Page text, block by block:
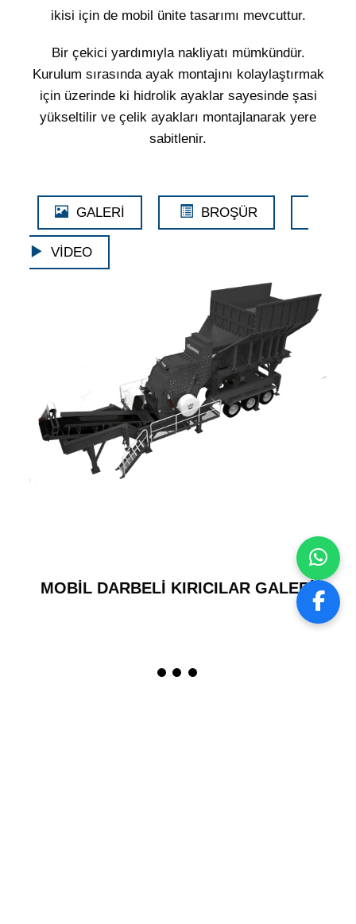
ikisi için de mobil ünite tasarımı mevcuttur.
Bir çekici yardımıyla nakliyatı mümkündür.
Kurulum sırasında ayak montajını kolaylaştırmak
için üzerinde ki hidrolik ayaklar sayesinde şasi
yükseltilir ve çelik ayakları montajlanarak yere
sabitlenir.
GALERİ BROŞÜR
VİDEO
MOBİL DARBELİ KIRICILAR GALERİ